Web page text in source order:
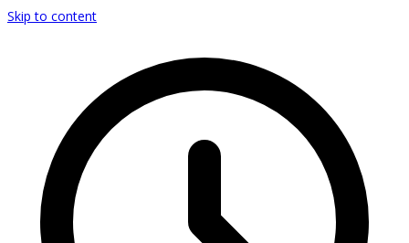
Skip to content